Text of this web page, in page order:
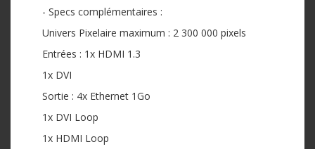
- Specs complémentaires :
Univers Pixelaire maximum : 2 300 000 pixels
Entrées : 1x HDMI 1.3
1x DVI
Sortie : 4x Ethernet 1Go
1x DVI Loop
1x HDMI Loop